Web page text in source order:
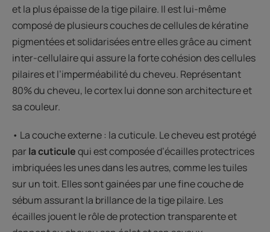
et la plus épaisse de la tige pilaire. Il est lui-même
composé de plusieurs couches de cellules de kératine
pigmentées et solidarisées entre elles grâce au ciment
inter-cellulaire qui assure la forte cohésion des cellules
pilaires et l’imperméabilité du cheveu. Représentant
80% du cheveu, le cortex lui donne son architecture et
sa couleur.
• La couche externe : la cuticule. Le cheveu est protégé
parla cuticulequi est composée d’écailles protectrices
imbriquées les unes dans les autres, comme les tuiles
sur un toit. Elles sont gainées par une fine couche de
sébum assurant la brillance de la tige pilaire. Les
écailles jouent le rôle de protection transparente et